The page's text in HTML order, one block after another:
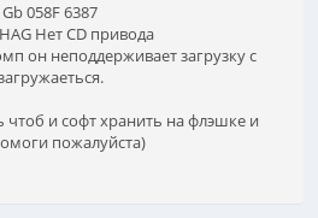
058F 6387
Нет CD привода
он неподдерживает загрузку с
чтоб и софт хранить на флэшке и
пожалуйста)